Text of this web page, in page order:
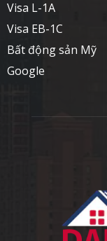
Visa L-1A
Visa EB-1C
Bất động sản Mỹ
Google